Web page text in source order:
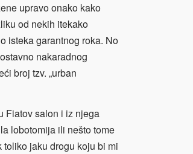
upravo onako kako
od nekih itekako
isteka garantnog roka. No
nakaradnog
broj tzv. „urban
Fiatov salon i iz njega
lobotomija ili nešto tome
jaku drogu koju bi mi